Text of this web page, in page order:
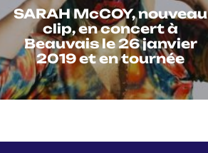
SARAH McCOY, nouveau
clip, en concert à
Beauvais le 26 janvier
2019 et en tournée